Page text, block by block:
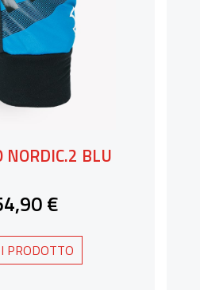
NORDIC.2 BLU
€
PRODOTTO